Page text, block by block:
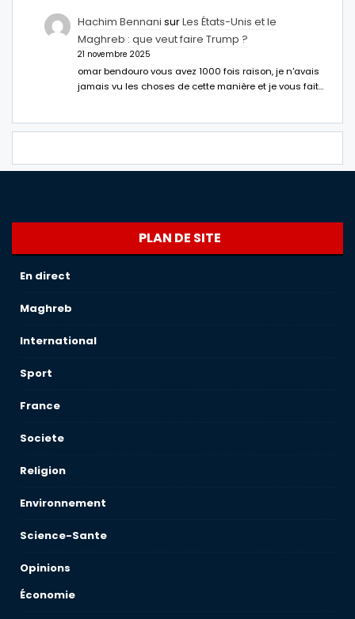
Hachim Bennani surLes États-Unis et le
Maghreb : que veut faire Trump ?
21 novembre 2025
omar bendouro vous avez 1000 fois raison, je n'avais
jamais vu les choses de cette manière et je vous fait…
PLAN DE SITE
En direct
Maghreb
International
Sport
France
Societe
Religion
Environnement
Science-Sante
Opinions
Économie